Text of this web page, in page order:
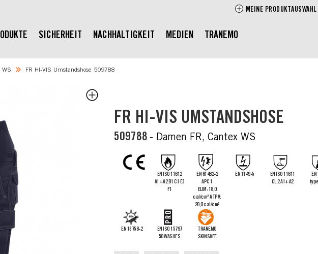
MEINE PRODUKTAUSWAHL
SICHERHEIT NACHHALTIGKEIT MEDIEN TRANEMO
WS FR HI-VIS Umstandshose 509788
FR HI-VIS UMSTANDSHOSE
509788 - Damen FR, Cantex WS
EN ISO 11612
A1+A2 B1 C1 E3
F1
EN 61482-2
APC 1
ELIM: 18,0
cal/cm² ATPV:
20,0 cal/cm²
EN 1149-5
EN ISO 11611
CL.2 A1+A2
EN 13758-2
EN ISO 15797
50 WASHES
TRANEMO
SKINSAFE